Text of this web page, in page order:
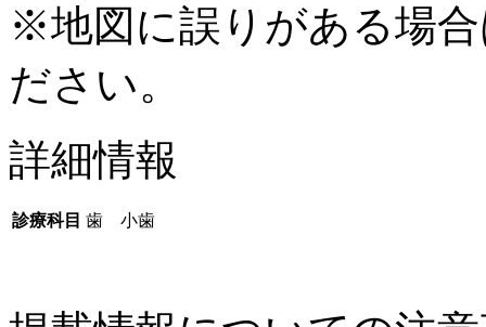
※地図に誤りがある場
ださい。
詳細情報
診療科目 歯 小歯